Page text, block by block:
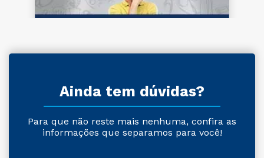
Ainda tem dúvidas?
Para que não reste mais nenhuma, confira as
informações que separamos para você!